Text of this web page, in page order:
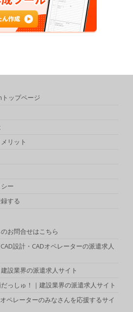
ップページ
リット
ー
する
お問合せはこちら
設計・CADオペレーターの派遣求人
設業界の派遣求人サイト
っしゅ！｜建設業界の派遣求人サイト
ペレーターのみなさんを応援するサイ